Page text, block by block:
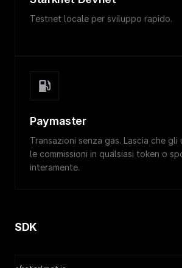
Testnet locale per sviluppo rapido.
Paymaster
Transazioni senza gas. Lascia che
le commissioni in qualsiasi token o
interamente.
SDK